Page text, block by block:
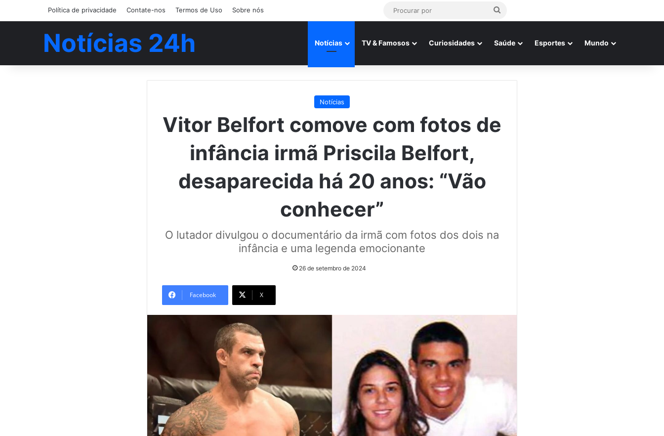
Política de privacidade Contate-nos Termos de Uso Sobre nós
Procurar
Notícias 24h Notícias TV & Famosos Curiosidades Saúde Esportes Mundo
Notícias
Vitor Belfort comove com fotos de
infância irmã Priscila Belfort,
desaparecida há 20 anos: “Vão
conhecer”
O lutador divulgou o documentário da irmã com fotos dos dois na
infância e uma legenda emocionante
26 de setembro de 2024
Facebook X